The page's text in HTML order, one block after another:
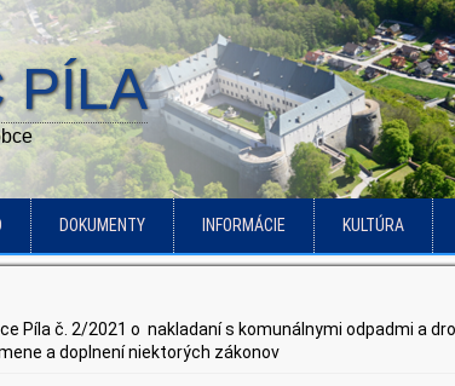
PÍLA
DOKUMENTY INFORMÁCIE KULTÚRA
Píla č. 2/2021 o nakladaní s komunálnymi odpadmi a
a doplnení niektorých zákonov